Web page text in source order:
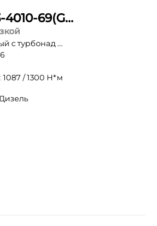
КАМАЗ 43253-4010-69(G5)
с турбонад ...
6
1087 / 1300 Н*м
Дизель